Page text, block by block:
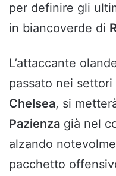
per definire gli
in biancoverde di
L’attaccante
passato nei
Chelsea, si
Pazienza già nel
alzando
pacchetto